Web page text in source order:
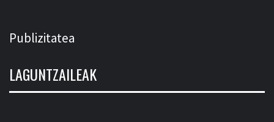
Publizitatea
LAGUNTZAILEAK